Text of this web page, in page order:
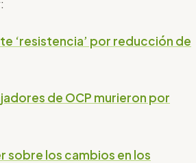
‘resistencia’ por reducción de
de OCP murieron por
sobre los cambios en los